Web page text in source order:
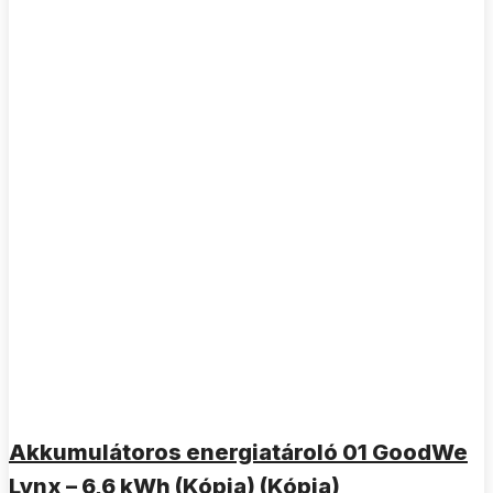
Akkumulátoros energiatároló 01 GoodWe
Lynx – 6,6 kWh (Kópia) (Kópia)